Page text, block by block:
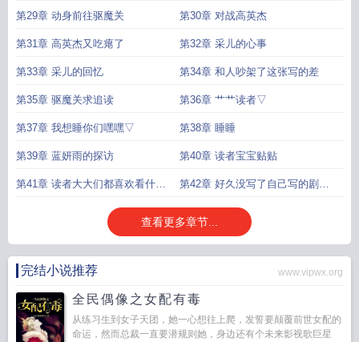
第29章 动身前往驱魔关 第30章 对战高英杰
第31章 高英杰又吃瘪了 第32章 采儿的心事
第33章 采儿的回忆 第34章 和人吵架了这张写的差
第35章 驱魔关求追读 第36章 艹艹读者▽
第37章 我想睡你们嘿嘿▽ 第38章 睡睡
第39章 蓝妍雨的探访 第40章 读者宝宝贴贴
第41章 读者大大们都喜欢看什么 第42章 好久没写了自己写的剧情
已经忘了
查看更多章节...
完结小说推荐 www.vipwx.org
全民偶像之女配有毒
从练习生到女子天团，她一心想往上爬，发誓要颠覆前世女配的
命运，然而总裁一直要潜规则她，身边还有个未来影视歌巨星